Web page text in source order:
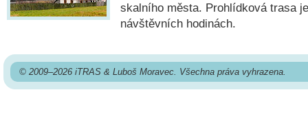
skalního města. Prohlídková trasa
návštěvních hodinách.
© 2009–2026 iTRAS & Luboš Moravec. Všechna práva vyhrazena.